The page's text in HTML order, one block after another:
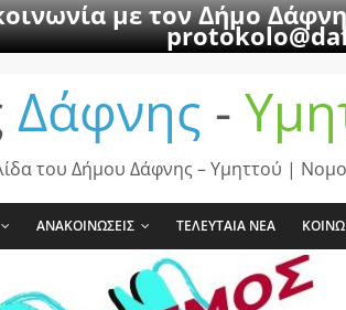
με τον Δήμο
Δάφνης -
του Δήμου Δάφνης – Υμηττού |
ΑΝΑΚΟΙΝΩΣΕΙΣ ΤΕΛΕΥΤΑΙΑ ΝΕΑ